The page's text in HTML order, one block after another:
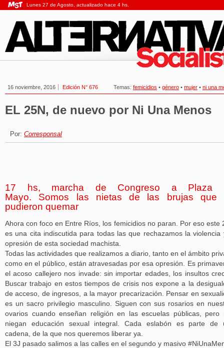
Lunes 27 de Agosto, actualizado hace 4 hs.
16 noviembre, 2016 Edición N° 676 Temas: femicidios • género • mujer • ni una
EL 25N, de nuevo por Ni Una Menos
Por: Corresponsal
17 hs, marcha de Congreso a Plaza
Mayo. Somos las nietas de las brujas que
pudieron quemar
Ahora con foco en Entre Ríos, los femicidios no paran. Por eso este
es una cita indiscutida para todas las que rechazamos la violencia
opresión de esta sociedad machista.
Todas las actividades que realizamos a diario, tanto en el ámbito
como en el público, están atravesadas por esa opresión. Es
el acoso callejero nos invade: sin importar edades, los insultos
Buscar trabajo en estos tiempos de crisis nos expone a la
de acceso, de ingresos, a la mayor precarización. Pensar en
es un sacro privilegio masculino. Siguen con sus rosarios en
ovarios cuando enseñan religión en las escuelas públicas, pero
niegan educación sexual integral. Cada eslabón es parte de
cadena, de la que nos queremos liberar ya.
El 3J pasado salimos a las calles en el segundo y masivo